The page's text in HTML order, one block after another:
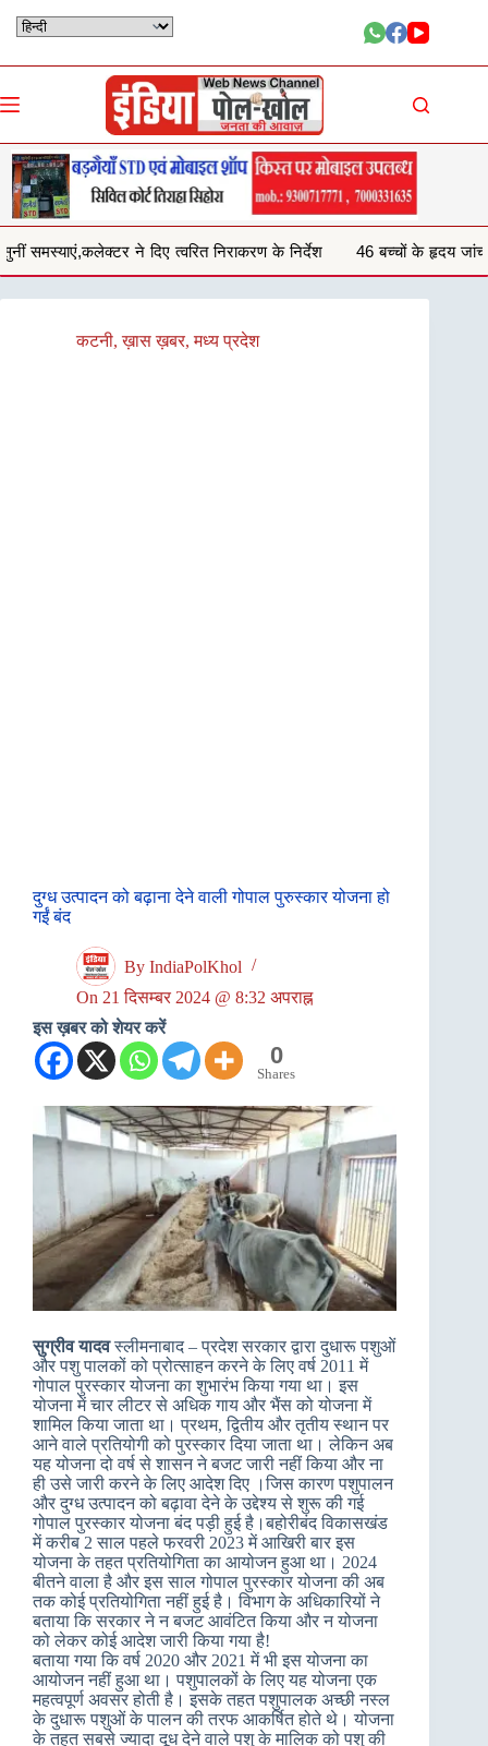
त्वरित निराकरण के निर्देश 46 बच्चों के हृदय जांच शिविर परीक्षण में 29
कटनी,ख़ास ख़बर,मध्य प्रदेश
दुग्ध उत्पादन को बढ़ाना देने वाली गोपाल पुरुस्कार योजना हो
गईं बंद
By IndiaPolKhol
On 21 दिसम्बर 2024 @ 8:32 अपराह्न
इस ख़बर को शेयर करें
0
Shares
सुग्रीव यादवस्लीमनाबाद – प्रदेश सरकार द्वारा दुधारू पशुओं
और पशु पालकों को प्रोत्साहन करने के लिए वर्ष 2011 में
गोपाल पुरस्कार योजना का शुभारंभ किया गया था। इस
योजना में चार लीटर से अधिक गाय और भैंस को योजना में
शामिल किया जाता था। प्रथम, द्वितीय और तृतीय स्थान पर
आने वाले प्रतियोगी को पुरस्कार दिया जाता था। लेकिन अब
यह योजना दो वर्ष से शासन ने बजट जारी नहीं किया और ना
ही उसे जारी करने के लिए आदेश दिए ।जिस कारण पशुपालन
और दुग्ध उत्पादन को बढ़ावा देने के उद्देश्य से शुरू की गई
गोपाल पुरस्कार योजना बंद पड़ी हुई है।बहोरीबंद विकासखंड
में करीब 2 साल पहले फरवरी 2023 में आखिरी बार इस
योजना के तहत प्रतियोगिता का आयोजन हुआ था। 2024
बीतने वाला है और इस साल गोपाल पुरस्कार योजना की अब
तक कोई प्रतियोगिता नहीं हुई है। विभाग के अधिकारियों ने
बताया कि सरकार ने न बजट आवंटित किया और न योजना
को लेकर कोई आदेश जारी किया गया है!
बताया गया कि वर्ष 2020 और 2021 में भी इस योजना का
आयोजन नहीं हुआ था। पशुपालकों के लिए यह योजना एक
महत्वपूर्ण अवसर होती है। इसके तहत पशुपालक अच्छी नस्ल
के दुधारू पशुओं के पालन की तरफ आकर्षित होते थे। योजना
के तहत सबसे ज्यादा दूध देने वाले पशु के मालिक को पशु की